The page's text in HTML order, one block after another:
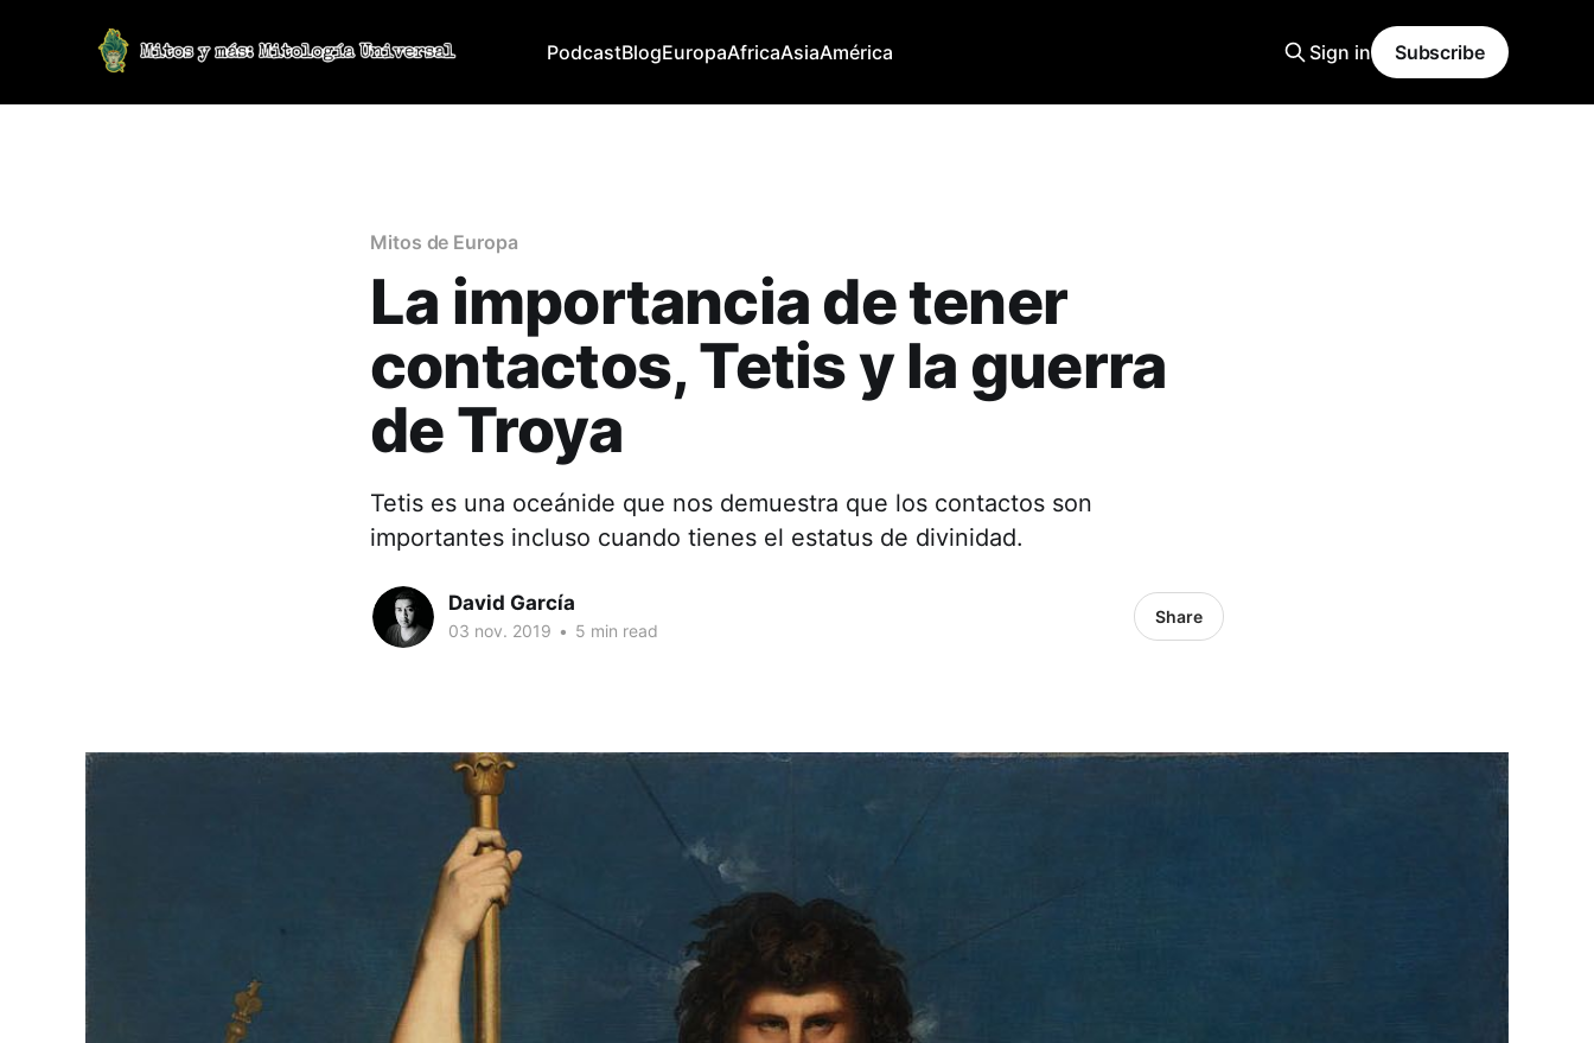
PodcastBlogEuropaAfricaAsiaAmérica Sign in Subscribe
Mitos de Europa
La importancia de tener
contactos, Tetis y la guerra
de Troya
Tetis es una oceánide que nos demuestra que los contactos son
importantes incluso cuando tienes el estatus de divinidad.
David García
03 nov. 2019 • 5 min read
Share